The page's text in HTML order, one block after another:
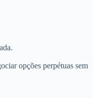
opções perpétuas sem